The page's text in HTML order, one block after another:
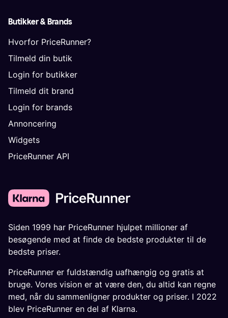
Butikker & Brands
Hvorfor PriceRunner?
Tilmeld din butik
Login for butikker
Tilmeld dit brand
Login for brands
Annoncering
Widgets
PriceRunner API
Siden 1999 har PriceRunner hjulpet millioner af
besøgende med at finde de bedste produkter til de
bedste priser.
PriceRunner er fuldstændig uafhængig og gratis at
bruge. Vores vision er at være den, du altid kan regne
med, når du sammenligner produkter og priser. I 2022
blev PriceRunner en del af Klarna.